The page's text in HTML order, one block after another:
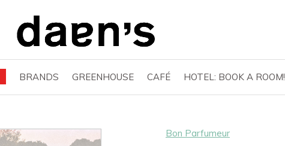
BRANDS GREENHOUSE CAFÉ HOTEL: BOOK A ROOM!
Bon Parfumeur